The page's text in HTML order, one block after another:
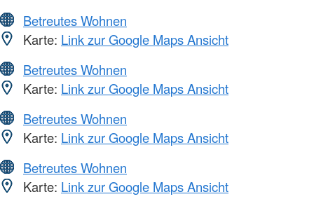
Betreutes Wohnen
Karte: Link zur Google Maps Ansicht
Betreutes Wohnen
Karte: Link zur Google Maps Ansicht
Betreutes Wohnen
Karte: Link zur Google Maps Ansicht
Betreutes Wohnen
Karte: Link zur Google Maps Ansicht